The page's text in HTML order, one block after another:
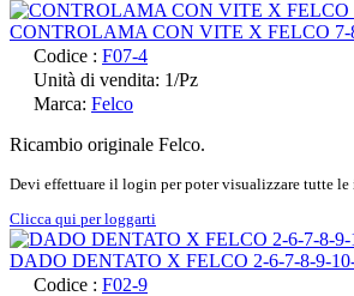
CONTROLAMA CON VITE X FELCO 7-
Codice : F07-4
Unità di vendita: 1/Pz
Marca: Felco
Ricambio originale Felco.
Devi effettuare il login per poter visualizzare tutte
Clicca qui per loggarti
DADO DENTATO X FELCO 2-6-7-8-9-
Codice : F02-9